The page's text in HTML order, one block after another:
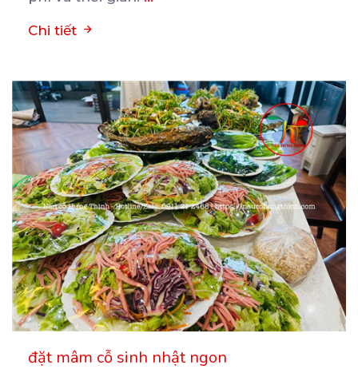
Chi tiết
đặt mâm cỗ sinh nhật ngon